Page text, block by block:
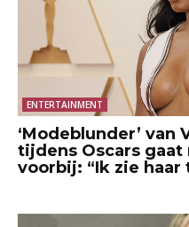
ENTERTAINMENT
‘Modeblunder’ van
tijdens Oscars
voorbij: “Ik zie haar